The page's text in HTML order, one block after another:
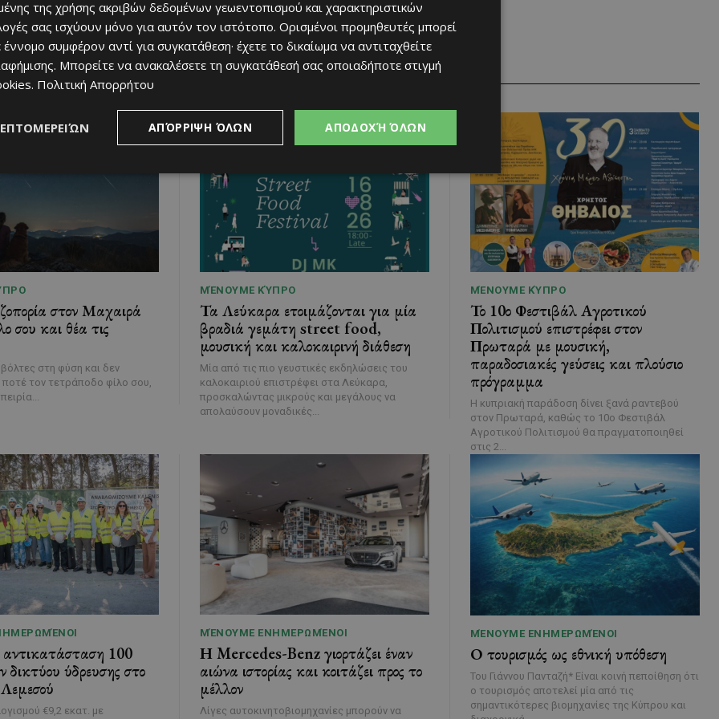
RELATED ARTICLES
στον Μαχαιρά
σου και θέα τις
στη φύση και δεν
τον τετράποδο φίλο σου,
ΜΈΝΟΥΜΕ ΚΎΠΡΟ
Τα Λεύκαρα ετοιμάζονται για μία
βραδιά γεμάτη street food,
μουσική και καλοκαιρινή διάθεση
Μία από τις πιο γευστικές εκδηλώσεις του
καλοκαιριού επιστρέφει στα Λεύκαρα,
προσκαλώντας μικρούς και μεγάλους να
απολαύσουν μοναδικές...
ΜΈΝΟΥΜΕ ΚΎΠΡΟ
Το 10ο Φεστιβάλ Αγροτικού
Πολιτισμού επιστρέφει στον
Πρωταρά με μουσική,
παραδοσιακές γεύσεις και πλούσιο
πρόγραμμα
Η κυπριακή παράδοση δίνει ξανά ραντεβού
στον Πρωταρά, καθώς το 10ο Φεστιβάλ
Αγροτικού Πολιτισμού θα πραγματοποιηθεί
στις 2...
αντικατάσταση 100
δικτύου ύδρευσης στο
€9,2 εκατ. με
ΜΈΝΟΥΜΕ ΕΝΗΜΕΡΩΜΈΝΟΙ
Η Mercedes-Benz γιορτάζει έναν
αιώνα ιστορίας και κοιτάζει προς το
μέλλον
Λίγες αυτοκινητοβιομηχανίες μπορούν να
ΜΈΝΟΥΜΕ ΕΝΗΜΕΡΩΜΈΝΟΙ
Ο τουρισμός ως εθνική υπόθεση
Του Γιάννου Πανταζή* Είναι κοινή πεποίθηση ότι
ο τουρισμός αποτελεί μία από τις
σημαντικότερες βιομηχανίες της Κύπρου και
της χρήσης ακριβών δεδομένων γεωεντοπισμού και χαρακτηριστικών
σας ισχύουν μόνο για αυτόν τον ιστότοπο. Ορισμένοι προμηθευτές μπορεί
συμφέρον αντί για συγκατάθεση· έχετε το δικαίωμα να αντιταχθείτε
. Μπορείτε να ανακαλέσετε τη συγκατάθεσή σας οποιαδήποτε στιγμή
. Πολιτική Απορρήτου
ΑΠΟΔΟΧΉ ΌΛΩΝ
ΑΠΌΡΡΙΨΗ ΌΛΩΝ